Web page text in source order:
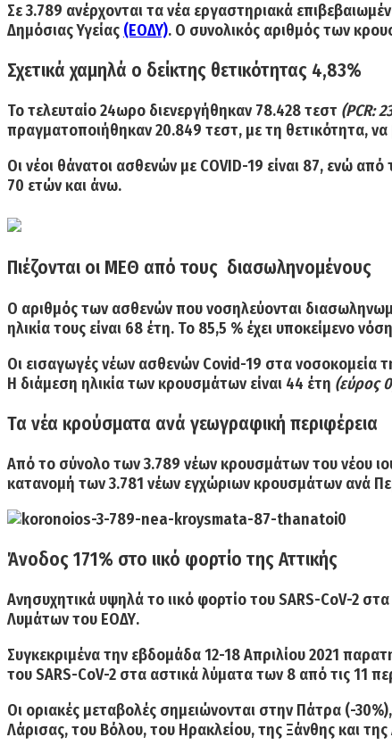
Σε3.789 ανέρχονται τα νέα εργαστηριακά
Δημόσιας Υγείας (ΕΟΔΥ). Ο συνολικός αριθμός των
Σχετικά χαμηλά ο δείκτης θετικότητας 4,83%
Το τελευταίο 24ωρο διενεργήθηκαν 78.428 τεστ (PCR:
πραγματοποιήθηκαν 20.849 τεστ, με τη θετικότητα,
Οινέοι θάνατοι ασθενών με COVID-19 είναι 87, ενώ από
70 ετών και άνω.
Πιέζονται οι ΜΕΘ από τους διασωληνομένους
Ο αριθμός των ασθενών που νοσηλεύονται
ηλικία τους είναι 68 έτη. Το 85,5 % έχει υποκείμενο
Οι εισαγωγές νέων ασθενών Covid-19 στα νοσοκομεία
Η διάμεση ηλικία των κρουσμάτων είναι 44 έτη (εύρος
Τα νέα κρούσματα ανά γεωγραφική περιφέρεια
Από το σύνολο των3.789 νέων κρουσμάτωντου νέου
κατανομή των3.781 νέων εγχώριων κρουσμάτων ανά
Άνοδος 171% στο ιικό φορτίο της Αττικής
Ανησυχητικά υψηλά το ιικό φορτίο τουSARS-CoV-2 στα
Λυμάτων του ΕΟΔΥ.
Συγκεκριμένα την εβδομάδα 12-18 Απριλίου 2021
του SARS-CoV-2 στα αστικά λύματα των 8 από τις 11
Οι οριακές μεταβολές σημειώνονται στην Πάτρα (-
Λάρισας, του Βόλου, του Ηρακλείου, της Ξάνθης και